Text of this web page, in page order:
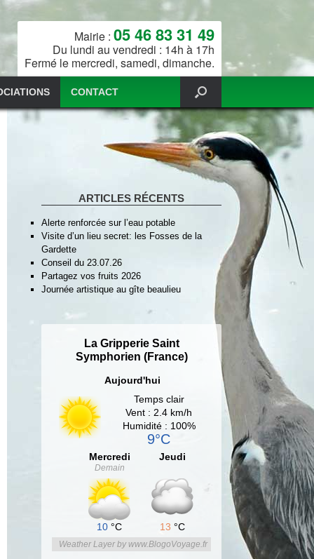
Mairie : 05 46 83 31 49
Du lundi au vendredi : 14h à 17h
Fermé le mercredi, samedi, dimanche.
CONTACT
ARTICLES RÉCENTS
Alerte renforcée sur l’eau potable
Visite d’un lieu secret: les Fosses de la
Gardette
Conseil du 23.07.26
Partagez vos fruits 2026
Journée artistique au gîte beaulieu
La Gripperie Saint
Symphorien (France)
Aujourd'hui
Temps clair
Vent : 2.4 km/h
Humidité : 100%
9°C
Mercredi
Demain
10 °C
Jeudi
13 °C
Weather Layer by www.BlogoVoyage.fr